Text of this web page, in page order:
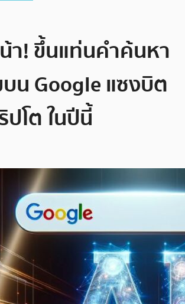
า! ขึ้นแท่นคำค้นหา
น Google แซงบิต
โต ในปีนี้